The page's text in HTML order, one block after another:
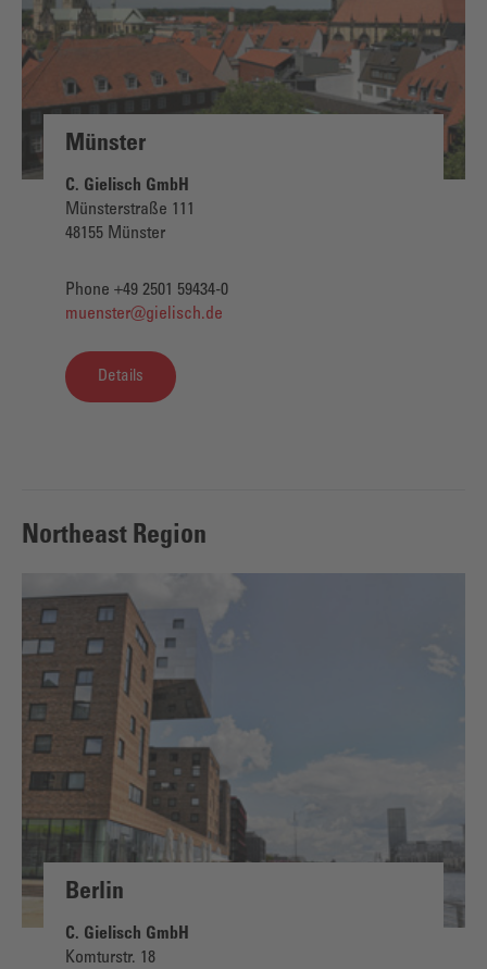
Münster
C. Gielisch GmbH
Münsterstraße 111
48155 Münster
Phone +49 2501 59434-0
muenster@gielisch.de
Details
Northeast Region
Berlin
C. Gielisch GmbH
Komturstr. 18